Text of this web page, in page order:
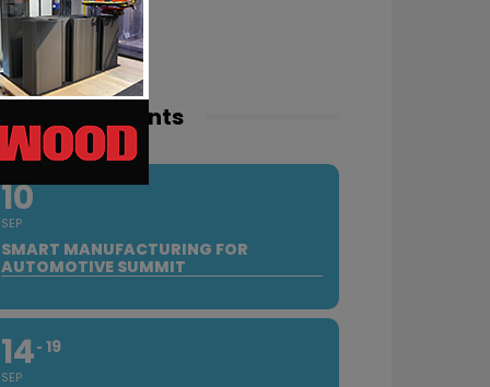
events
10
SEP
SMART MANUFACTURING FOR
AUTOMOTIVE SUMMIT
14
SEP
19